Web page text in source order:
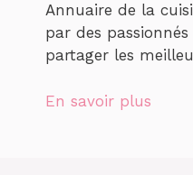
Annuaire de la
par des
partager les
En savoir plus